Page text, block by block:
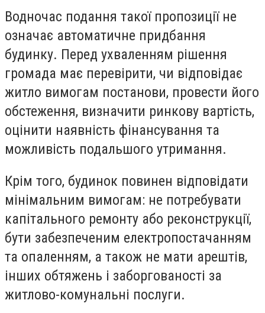
Водночас подання такої пропозиції не
означає автоматичне придбання
будинку. Перед ухваленням рішення
громада має перевірити, чи відповідає
житло вимогам постанови, провести його
обстеження, визначити ринкову вартість,
оцінити наявність фінансування та
можливість подальшого утримання.
Крім того, будинок повинен відповідати
мінімальним вимогам: не потребувати
капітального ремонту або реконструкції,
бути забезпеченим електропостачанням
та опаленням, а також не мати арештів,
інших обтяжень і заборгованості за
житлово-комунальні послуги.